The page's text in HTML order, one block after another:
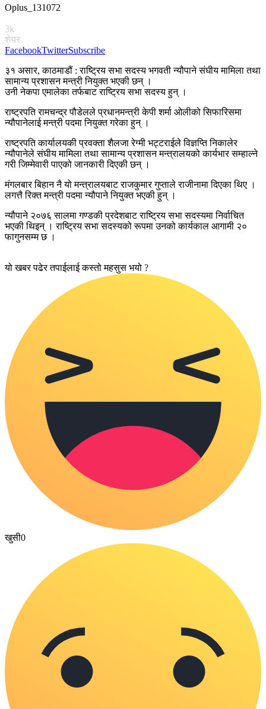
Oplus_131072
3k
शेयर
FacebookTwitterSubscribe
३१ असार, काठमाडौं : राष्ट्रिय सभा सदस्य भगवती न्यौपाने संघीय मामिला तथा
सामान्य प्रशासन मन्त्री नियुक्त भएकी छन् ।
उनी नेकपा एमालेका तर्फबाट राष्ट्रिय सभा सदस्य हुन् ।
राष्ट्रपति रामचन्द्र पौडेलले प्रधानमन्त्री केपी शर्मा ओलीको सिफारिसमा
न्यौपानेलाई मन्त्री पदमा नियुक्त गरेका हुन् ।
राष्ट्रपति कार्यालयकी प्रवक्ता शैलजा रेग्मी भट्टराईले विज्ञप्ति निकालेर
न्यौपानेले संघीय मामिला तथा सामान्य प्रशासन मन्त्रालयको कार्यभार सम्हाल्ने
गरी जिम्मेवारी पाएको जानकारी दिएकी छन् ।
मंगलबार बिहान नै यो मन्त्रालयबाट राजकुमार गुप्ताले राजीनामा दिएका थिए ।
लगत्तै रिक्त मन्त्री पदमा न्यौपाने नियुक्त भएकी हुन् ।
न्यौपाने २०७६ सालमा गण्डकी प्रदेशबाट राष्ट्रिय सभा सदस्यमा निर्वाचित
भएकी थिइन् । राष्ट्रिय सभा सदस्यको रूपमा उनको कार्यकाल आगामी २०
फागुनसम्म छ ।
यो खबर पढेर तपाईलाई कस्तो महसुस भयो ?
खुसी0